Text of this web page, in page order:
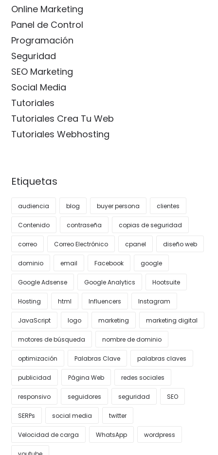
Online Marketing
Panel de Control
Programación
Seguridad
SEO Marketing
Social Media
Tutoriales
Tutoriales Crea Tu Web
Tutoriales Webhosting
Etiquetas
audiencia blog buyer persona clientes
Contenido contraseña copias de seguridad
correo Correo Electrónico cpanel diseño web
dominio email Facebook google
Google Adsense Google Analytics Hootsuite
Hosting html Influencers Instagram
JavaScript logo marketing marketing digital
motores de búsqueda nombre de dominio
optimización Palabras Clave palabras claves
publicidad Página Web redes sociales
responsivo seguidores seguridad SEO
SERPs social media twitter
Velocidad de carga WhatsApp wordpress